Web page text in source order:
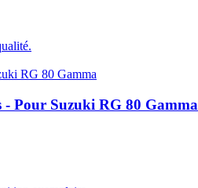
- Pour Suzuki RG 80 Gamma